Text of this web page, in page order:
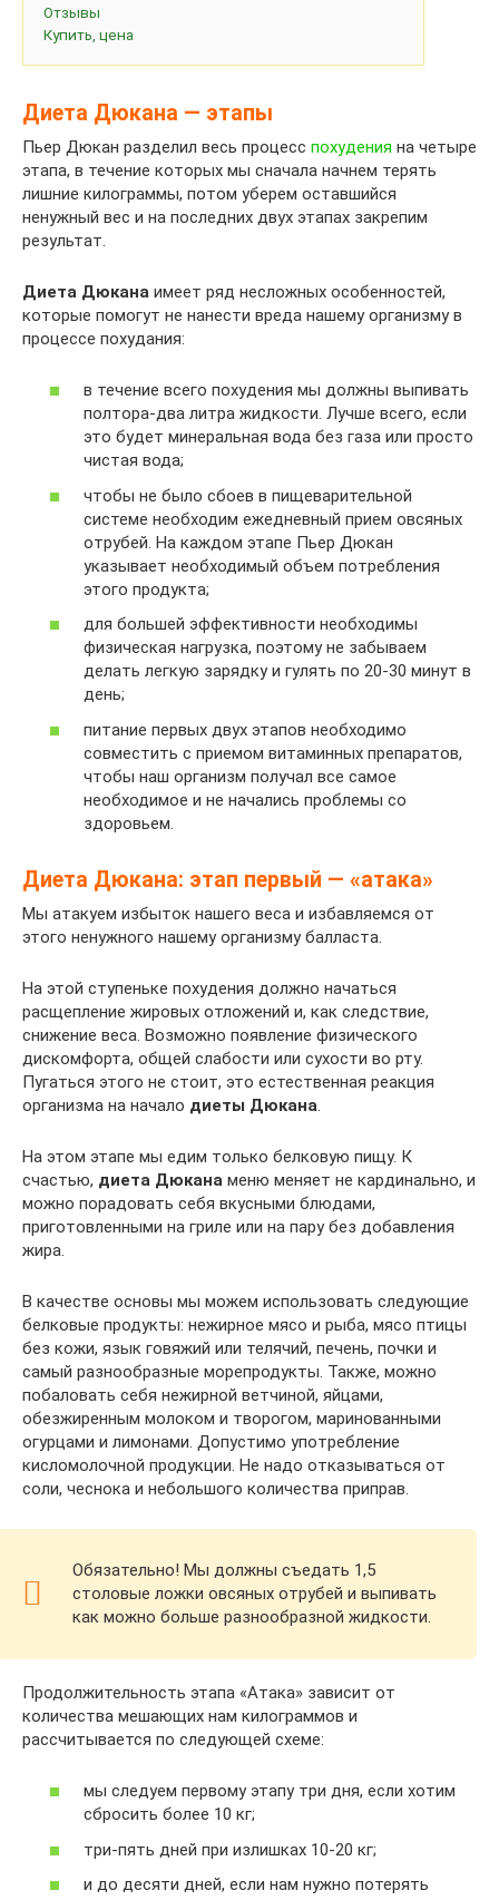
Отзывы
Купить, цена
Диета Дюкана — этапы
Пьер Дюкан разделил весь процесс похудения на четыре
этапа, в течение которых мы сначала начнем терять
лишние килограммы, потом уберем оставшийся
ненужный вес и на последних двух этапах закрепим
результат.
Диета Дюкана имеет ряд несложных особенностей,
которые помогут не нанести вреда нашему организму в
процессе похудания:
в течение всего похудения мы должны выпивать
полтора-два литра жидкости. Лучше всего, если
это будет минеральная вода без газа или просто
чистая вода;
чтобы не было сбоев в пищеварительной
системе необходим ежедневный прием овсяных
отрубей. На каждом этапе Пьер Дюкан
указывает необходимый объем потребления
этого продукта;
для большей эффективности необходимы
физическая нагрузка, поэтому не забываем
делать легкую зарядку и гулять по 20-30 минут в
день;
питание первых двух этапов необходимо
совместить с приемом витаминных препаратов,
чтобы наш организм получал все самое
необходимое и не начались проблемы со
здоровьем.
Диета Дюкана: этап первый — «атака»
Мы атакуем избыток нашего веса и избавляемся от
этого ненужного нашему организму балласта.
На этой ступеньке похудения должно начаться
расщепление жировых отложений и, как следствие,
снижение веса. Возможно появление физического
дискомфорта, общей слабости или сухости во рту.
Пугаться этого не стоит, это естественная реакция
организма на начало диеты Дюкана.
На этом этапе мы едим только белковую пищу. К
счастью, диета Дюкана меню меняет не кардинально, и
можно порадовать себя вкусными блюдами,
приготовленными на гриле или на пару без добавления
жира.
В качестве основы мы можем использовать следующие
белковые продукты: нежирное мясо и рыба, мясо птицы
без кожи, язык говяжий или телячий, печень, почки и
самый разнообразные морепродукты. Также, можно
побаловать себя нежирной ветчиной, яйцами,
обезжиренным молоком и творогом, маринованными
огурцами и лимонами. Допустимо употребление
кисломолочной продукции. Не надо отказываться от
соли, чеснока и небольшого количества приправ.
Обязательно! Мы должны съедать 1,5
столовые ложки овсяных отрубей и выпивать
как можно больше разнообразной жидкости.
Продолжительность этапа «Атака» зависит от
количества мешающих нам килограммов и
рассчитывается по следующей схеме:
мы следуем первому этапу три дня, если хотим
сбросить более 10 кг;
три-пять дней при излишках 10-20 кг;
и до десяти дней, если нам нужно потерять